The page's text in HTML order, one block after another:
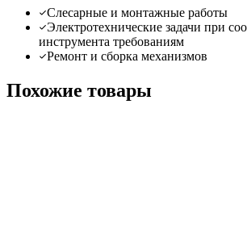
Слесарные и монтажные работы
Электротехнические задачи при
инструмента требованиям
Ремонт и сборка механизмов
Похожие товары